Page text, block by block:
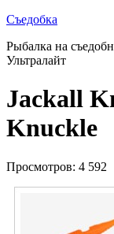
Съедобка
Рыбалка на
Ультралайт
Jackall
Knuckle
Просмотров: 4 592